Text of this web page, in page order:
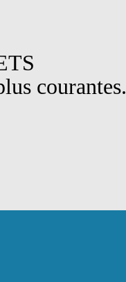
courantes.